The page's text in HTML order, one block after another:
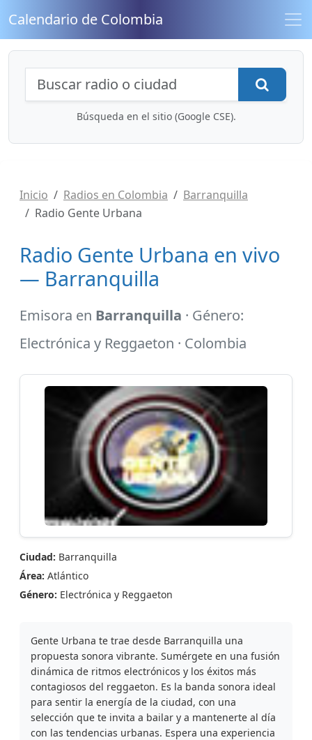
Calendario de Colombia
Búsqueda de radios y contenidos
Búsqueda en el sitio (Google CSE).
Inicio Radios en Colombia
Barranquilla
Radio Gente Urbana
Radio Gente Urbana en vivo
— Barranquilla
Emisora en Barranquilla · Género:
Electrónica y Reggaeton · Colombia
Ciudad: Barranquilla
Área: Atlántico
Género: Electrónica y Reggaeton
Gente Urbana te trae desde Barranquilla una
propuesta sonora vibrante. Sumérgete en una fusión
dinámica de ritmos electrónicos y los éxitos más
contagiosos del reggaeton. Es la banda sonora ideal
para sentir la energía de la ciudad, con una
selección que te invita a bailar y a mantenerte al día
con las tendencias urbanas. Espera una experiencia